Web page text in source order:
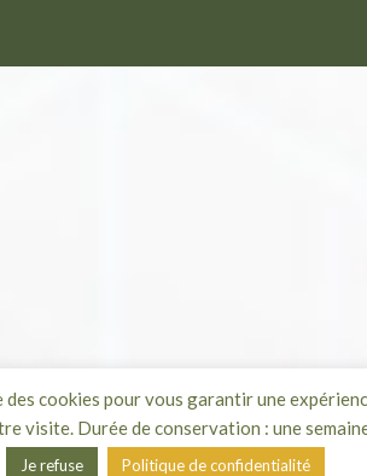
cookies pour vous garantir une
visite. Durée de conservation : une
Je refuse Politique de confidentialité